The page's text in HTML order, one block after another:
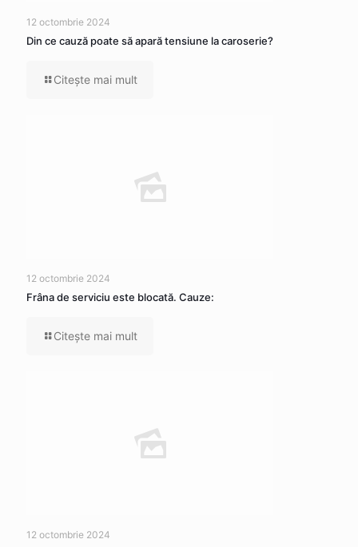
12 octombrie 2024
Din ce cauză poate să apară tensiune la caroserie?
Citeşte mai mult
12 octombrie 2024
Frâna de serviciu este blocată. Cauze:
Citeşte mai mult
12 octombrie 2024